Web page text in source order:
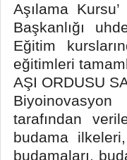
Aşılama
Başkanlığı
Eğitim
eğitimleri
AŞI ORDUSU
tarafından
budama
budamaları,